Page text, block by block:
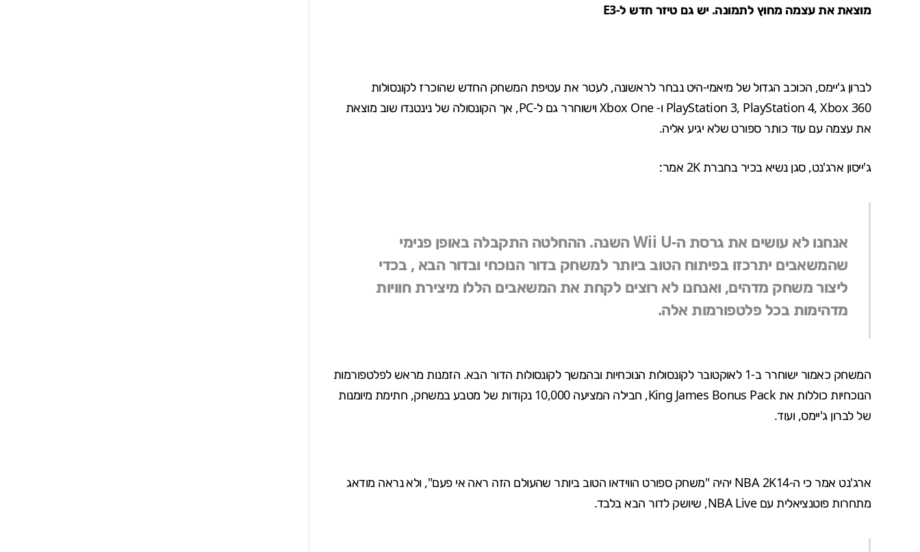
מוצאת את עצמה מחוץ לתמונה. יש גם טיזר חדש ל-E3
לברון ג'יימס, הכוכב הגדול של מיאמי-היט נבחר לראשונה, לעטר את עטיפת המשחק החדש שהוכרז לקונסולות
PlayStation 3, PlayStation 4, Xbox 360 ו- Xbox One וישוחרר גם ל-PC, אך הקונסולה של נינטנדו שוב מוצאת
את עצמה עם עוד כותר ספורט שלא יגיע אליה.
ג'ייסון ארג'נט, סגן נשיא בכיר בחברת 2K אמר:
אנחנו לא עושים את גרסת ה-Wii U השנה. ההחלטה התקבלה באופן פנימי
שהמשאבים יתרכזו בפיתוח הטוב ביותר למשחק בדור הנוכחי ובדור הבא , בכדי
ליצור משחק מדהים, ואנחנו לא רוצים לקחת את המשאבים הללו מיצירת חוויות
מדהימות בכל פלטפורמות אלה.
המשחק כאמור ישוחרר ב-1 לאוקטובר לקונסולות הנוכחיות ובהמשך לקונסולות הדור הבא. הזמנות מראש לפלטפורמות
הנוכחיות כוללות את King James Bonus Pack, חבילה המציעה 10,000 נקודות של מטבע במשחק, חתימת מיומנות
של לברון ג'יימס, ועוד.
ארג'נט אמר כי ה-NBA 2K14 יהיה "משחק ספורט הווידאו הטוב ביותר שהעולם הזה ראה אי פעם", ולא נראה מודאג
מתחרות פוטנציאלית עם NBA Live, שיושק לדור הבא בלבד.